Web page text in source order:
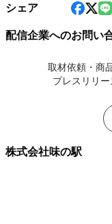
シェア
配信企業へのお問い
取材依頼・商
プレスリリー
株式会社味の駅